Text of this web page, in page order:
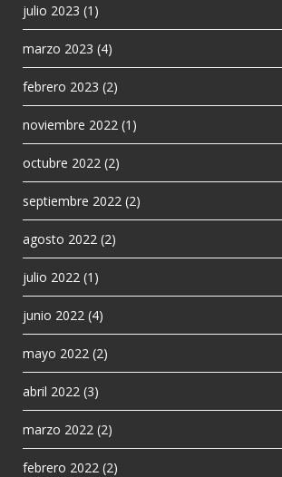
julio 2023 (1)
marzo 2023 (4)
febrero 2023 (2)
noviembre 2022 (1)
octubre 2022 (2)
septiembre 2022 (2)
agosto 2022 (2)
julio 2022 (1)
junio 2022 (4)
mayo 2022 (2)
abril 2022 (3)
marzo 2022 (2)
febrero 2022 (2)